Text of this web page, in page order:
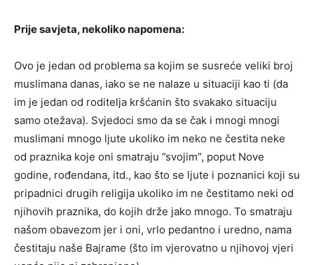
Prije savjeta, nekoliko napomena:
Ovo je jedan od problema sa kojim se susreće veliki broj
muslimana danas, iako se ne nalaze u situaciji kao ti (da
im je jedan od roditelja kršćanin što svakako situaciju
samo otežava). Svjedoci smo da se čak i mnogi mnogi
muslimani mnogo ljute ukoliko im neko ne čestita neke
od praznika koje oni smatraju ”svojim”, poput Nove
godine, rođendana, itd., kao što se ljute i poznanici koji su
pripadnici drugih religija ukoliko im ne čestitamo neki od
njihovih praznika, do kojih drže jako mnogo. To smatraju
našom obavezom jer i oni, vrlo pedantno i uredno, nama
čestitaju naše Bajrame (što im vjerovatno u njihovoj vjeri